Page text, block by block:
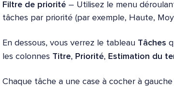
Filtre de priorité – Utilisez le menu
tâches par priorité (par exemple, Haute,
En dessous, vous verrez le tableau Tâches
les colonnes Titre, Priorité, Estimation du
Chaque tâche a une case à cocher à